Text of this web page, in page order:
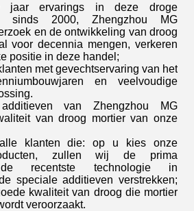
jaar ervarings in deze droge
sinds 2000, Zhengzhou MG
en de ontwikkeling van droog
voor decennia mengen, verkeren
positie in deze handel;
met gevechtservaring van het
en veelvoudige
van Zhengzhou MG
van droog mortier van onze
klanten die: op u kies onze
zullen wij de prima
de recentste technologie in
speciale additieven verstrekken;
kwaliteit van droog die mortier
veroorzaakt.